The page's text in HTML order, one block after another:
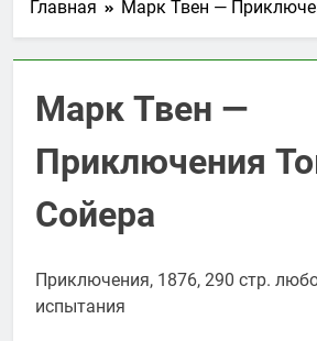
Главная Марк Твен —
Марк Твен —
Приключения
Сойера
Приключения, 1876, 290 стр.
испытания